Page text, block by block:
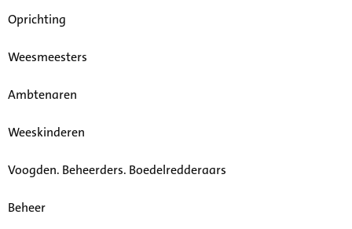
Oprichting
Weesmeesters
Ambtenaren
Weeskinderen
Voogden. Beheerders. Boedelredderaars
Beheer